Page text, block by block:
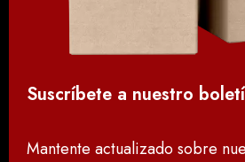
Suscríbete a nuestro
Mantente actualizado sobre